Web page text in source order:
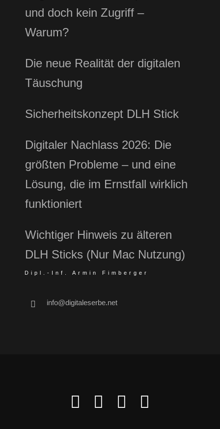
und doch kein Zugriff –
Warum?
Die neue Realität der digitalen
Täuschung
Sicherheitskonzept DLH Stick
Digitaler Nachlass 2026: Die
größten Probleme – und eine
Lösung, die im Ernstfall wirklich
funktioniert
Wichtiger Hinweis zu älteren
DLH Sticks (Nur Mac Nutzung)
Dipl.-Inf. Armin Fimberger
info@digitaleserbe.net